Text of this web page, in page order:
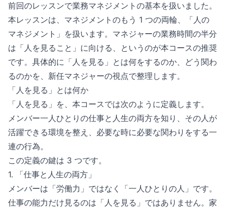
前回のレッスンで業務マネジメントの基本を扱いました。
本レッスンは、マネジメントのもう 1 つの両輪、「人の
マネジメント」を扱います。マネジャーの業務時間の半分
は「人を見ること」に向ける、というのが本コースの推奨
です。具体的に「人を見る」とは何をするのか、どう関わ
るのかを、新任マネジャーの視点で整理します。
「人を見る」とは何か
「人を見る」を、本コースでは次のように定義します。
メンバー一人ひとりの仕事と人生の両方を知り、その人が
活躍できる環境を整え、必要な時に必要な関わりをする一
連の行為。
この定義の鍵は 3 つです。
1. 「仕事と人生の両方」
メンバーは「労働力」ではなく「一人ひとりの人」です。
仕事の能力だけ見るのは「人を見る」ではありません。家